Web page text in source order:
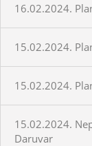
16.02.2024.
15.02.2024.
15.02.2024.
15.02.2024.
Daruvar